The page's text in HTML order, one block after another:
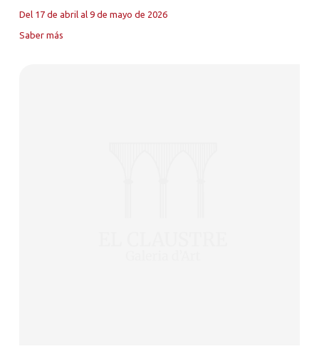
Del 17 de abril al 9 de mayo de 2026
Saber más